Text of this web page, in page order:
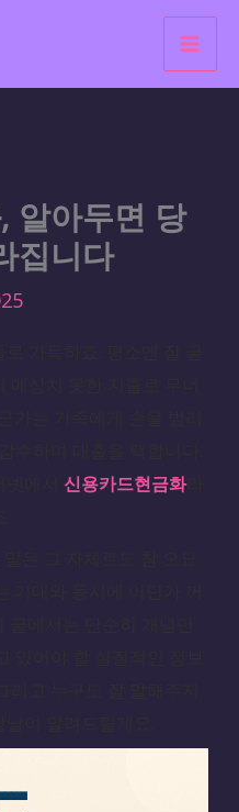
알아두면 당
집니다
넷에서신용카드현금화라